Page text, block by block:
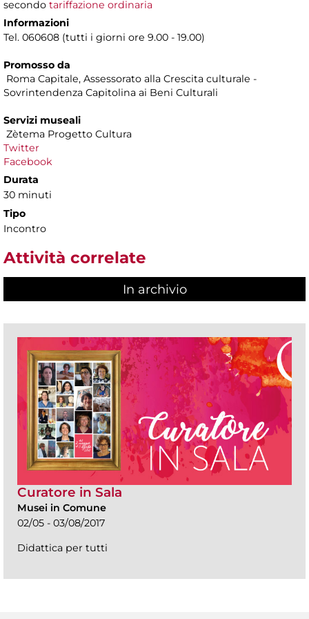
secondo tariffazione ordinaria
Informazioni
Tel. 060608 (tutti i giorni ore 9.00 - 19.00)
Promosso da
Roma Capitale, Assessorato alla Crescita culturale -
Sovrintendenza Capitolina ai Beni Culturali
Servizi museali
Zètema Progetto Cultura
Twitter
Facebook
Durata
30 minuti
Tipo
Incontro
Attività correlate
In archivio
Curatore in Sala
Musei in Comune
02/05 - 03/08/2017
Didattica per tutti